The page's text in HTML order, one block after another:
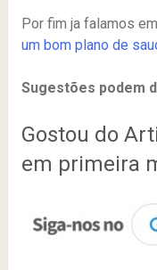
Por fim ja falamos
um bom plano de
Sugestões podem
Gostou do
em primeira